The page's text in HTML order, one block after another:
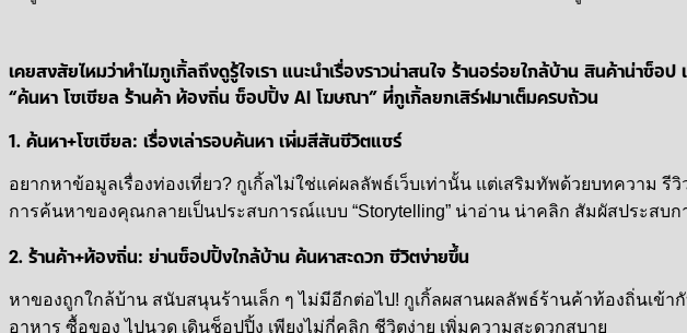
เคยสงสัยไหมว่าทำไมกูเกิ้ลถึงดูรู้ใจเรา แนะนำเรื่องราวน่าสนใจ ร้านอร่อยใกล้บ้าน สินค้าน่าช็
“ค้นหา โซเชียล ร้านค้า ท้องถิ่น ช็อปปิ้ง AI โฆษณา” ที่กูเกิ้ลยกเสิร์ฟมาเต็มครบถ้วน
1. ค้นหา+โซเชียล: เรื่องเล่ารอบค้นหา เพิ่มสีสันชีวิตแชร์
อยากหาข้อมูลเรื่องท่องเที่ยว? กูเกิ้ลไม่ใช่แค่ผลลัพธ์เว็บเท่านั้น แต่เสริมทัพด้วยบทความ
การค้นหาของคุณกลายเป็นประสบการณ์แบบ “Storytelling” น่าอ่าน น่าคลิก สัมผัสประสบ
2. ร้านค้า+ท้องถิ่น: ย่านช็อปปิ้งใกล้บ้าน ค้นหาสะดวก ชีวิตง่ายขึ้น
หาของถูกใกล้บ้าน สนับสนุนร้านเล็ก ๆ ไม่มีอีกต่อไป! กูเกิ้ลผสานผลลัพธ์ร้านค้าท้องถิ่นเข้
อาหาร ซื้อของ ไปนวด เดินช็อปปิ้ง เพียงไม่กี่คลิก ชีวิตง่าย เพิ่มความสะดวกสบาย